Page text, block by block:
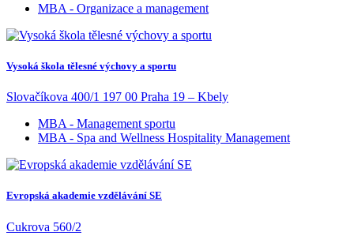
MBA - Organizace a management
Vysoká škola tělesné výchovy a sportu
Slovačíkova 400/1 197 00 Praha 19 – Kbely
MBA - Management sportu
MBA - Spa and Wellness Hospitality Management
Evropská akademie vzdělávání SE
Cukrova 560/2